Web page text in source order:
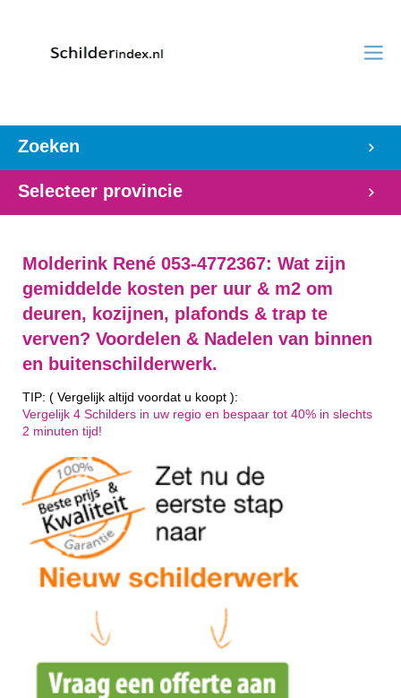
Zoeken
Selecteer provincie
Molderink René 053-4772367: Wat zijn
gemiddelde kosten per uur & m2 om
deuren, kozijnen, plafonds & trap te
verven? Voordelen & Nadelen van binnen
en buitenschilderwerk.
TIP: ( Vergelijk altijd voordat u koopt ):
Vergelijk 4 Schilders in uw regio en bespaar tot 40% in slechts
2 minuten tijd!